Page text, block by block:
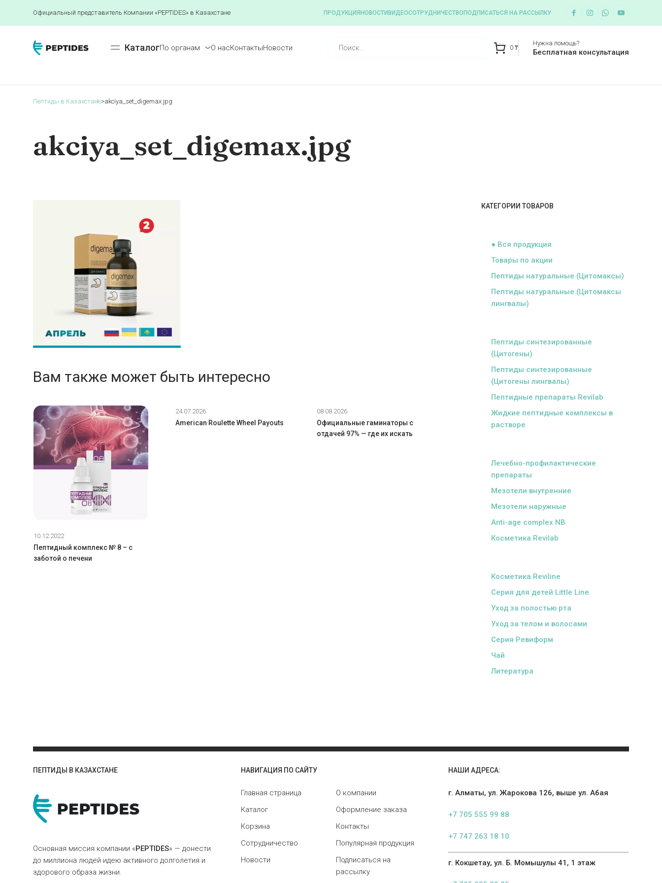
Официальный представитель Компании «PEPTIDES» в Казахстане ПРОДУКЦИЯ НОВОСТИ ВИДЕОСОТРУДНИЧЕСТВО ПОДПИСАТЬСЯ НА РАССЫЛКУ
КаталогПо органам О насКонтактыНовости 0 ₸
Нужна помощь?
Бесплатная консультация
Пептиды в Казахстане>akciya_set_digemax.jpg
akciya_set_digemax.jpg
Вам также может быть интересно
10.12.2022
Пептидный комплекс № 8 – с
заботой о печени
24.07.2026
American Roulette Wheel Payouts
08.08.2026
Официальные гаминаторы с
отдачей 97% — где их искать
КАТЕГОРИИ ТОВАРОВ
● Вся продукция
Товары по акции
Пептиды натуральные (Цитомаксы)
Пептиды натуральные (Цитомаксы
лингвалы)
Пептиды синтезированные
(Цитогены)
Пептиды синтезированные
(Цитогены лингвалы)
Пептидные препараты Revilab
Жидкие пептидные комплексы в
растворе
Лечебно-профилактические
препараты
Мезотели внутренние
Мезотели наружные
Anti-age complex NB
Косметика Revilab
Косметика Reviline
Серия для детей Little Line
Уход за полостью рта
Уход за телом и волосами
Серия Ревиформ
Чай
Литература
ПЕПТИДЫ В КАЗАХСТАНЕ
Основная миссия компании «PEPTIDES» — донести
до миллиона людей идею активного долголетия и
здорового образа жизни.
НАВИГАЦИЯ ПО САЙТУ
Главная страница
О компании
Каталог
Оформление заказа
Корзина
Контакты
Сотрудничество
Популярная продукция
Новости
Подписаться на
рассылку
НАШИ АДРЕСА:
г. Алматы, ул. Жарокова 126, выше ул. Абая
+7 705 555 99 88
+7 747 263 18 10
г. Кокшетау, ул. Б. Момышулы 41, 1 этаж